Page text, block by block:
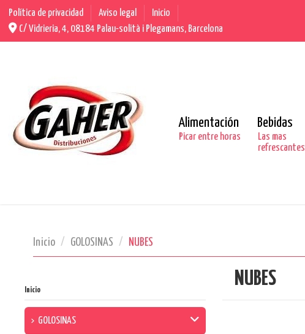
Política de privacidad Aviso legal
Inicio
C/ Vidrieria, 4, 08184 Palau-solità i Plegamans, Barcelona
Alimentación
Picar entre horas
Bebidas
Las mas
refrescantes
Inicio GOLOSINAS NUBES
NUBES
Inicio
GOLOSINAS